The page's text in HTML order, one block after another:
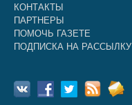
КОНТАКТЫ
ПАРТНЕРЫ
ПОМОЧЬ ГАЗЕТЕ
ПОДПИСКА НА РАССЫЛКУ